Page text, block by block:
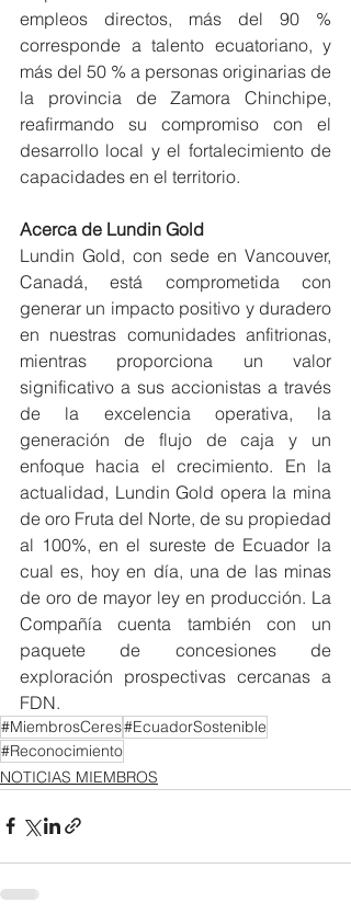
empleos directos, más del 90 %
corresponde a talento ecuatoriano, y
más del 50 % a personas originarias de
la provincia de Zamora Chinchipe,
reafirmando su compromiso con el
desarrollo local y el fortalecimiento de
capacidades en el territorio.
Acerca de Lundin Gold
Lundin Gold, con sede en Vancouver,
Canadá, está comprometida con
generar un impacto positivo y duradero
en nuestras comunidades anfitrionas,
mientras proporciona un valor
significativo a sus accionistas a través
de la excelencia operativa, la
generación de flujo de caja y un
enfoque hacia el crecimiento. En la
actualidad, Lundin Gold opera la mina
de oro Fruta del Norte, de su propiedad
al 100%, en el sureste de Ecuador la
cual es, hoy en día, una de las minas
de oro de mayor ley en producción. La
Compañía cuenta también con un
paquete de concesiones de
exploración prospectivas cercanas a
FDN.
#MiembrosCeres#EcuadorSostenible
#Reconocimiento
NOTICIAS MIEMBROS